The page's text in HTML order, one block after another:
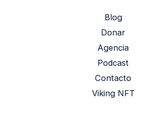
Blog
Donar
Agencia
Podcast
Contacto
Viking NFT